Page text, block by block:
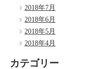
2018年7月
2018年6月
2018年5月
2018年4月
カテゴリー